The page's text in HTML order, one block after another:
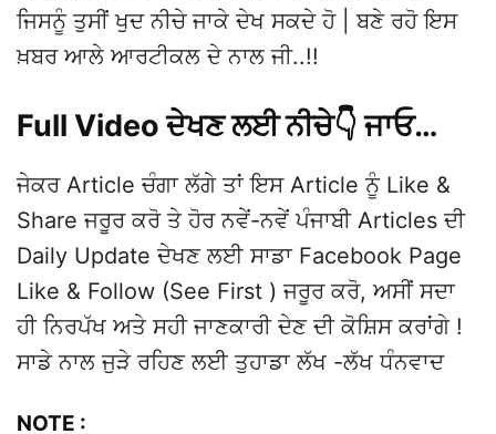
ਜਿਸਨੂੰ ਤੁਸੀਂ ਖੁਦ ਨੀਚੇ ਜਾਕੇ ਦੇਖ ਸਕਦੇ ਹੋ | ਬਣੇ ਰਹੋ ਇਸ
ਖ਼ਬਰ ਆਲੇ ਆਰਟੀਕਲ ਦੇ ਨਾਲ ਜੀ..!!
Full Video ਦੇਖਣ ਲਈ ਨੀਚੇ👇 ਜਾਓ…
ਜੇਕਰ Article ਚੰਗਾ ਲੱਗੇ ਤਾਂ ਇਸ Article ਨੂੰ Like &
Share ਜਰੂਰ ਕਰੋ ਤੇ ਹੋਰ ਨਵੇਂ-ਨਵੇਂ ਪੰਜਾਬੀ Articles ਦੀ
Daily Update ਦੇਖਣ ਲਈ ਸਾਡਾ Facebook Page
Like & Follow (See First ) ਜਰੂਰ ਕਰੋ, ਅਸੀਂ ਸਦਾ
ਹੀ ਨਿਰਪੱਖ ਅਤੇ ਸਹੀ ਜਾਣਕਾਰੀ ਦੇਣ ਦੀ ਕੋਸ਼ਿਸ ਕਰਾਂਗੇ !
ਸਾਡੇ ਨਾਲ ਜੁੜੇ ਰਹਿਣ ਲਈ ਤੁਹਾਡਾ ਲੱਖ -ਲੱਖ ਧੰਨਵਾਦ
NOTE :